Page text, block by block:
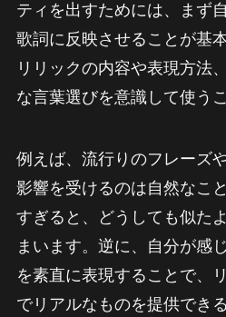
ティを出すためには、まず
歌詞に反映させることが基
リリックの内容や表現方法
な言葉選びを意識して使う
例えば、流行りのフレーズ
影響を受けるのは自然なこ
すぎると、どうしても似た
まいます。逆に、自分が感
を素直に表現することで、
でリアルなものを提供でき